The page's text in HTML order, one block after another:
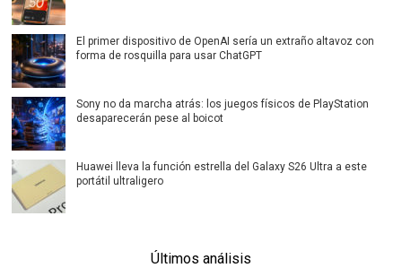
El primer dispositivo de OpenAI sería un extraño altavoz con
forma de rosquilla para usar ChatGPT
Sony no da marcha atrás: los juegos físicos de PlayStation
desaparecerán pese al boicot
Huawei lleva la función estrella del Galaxy S26 Ultra a este
portátil ultraligero
Últimos análisis